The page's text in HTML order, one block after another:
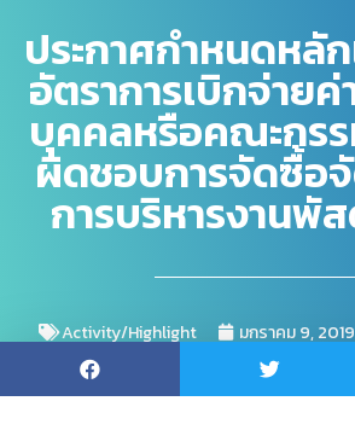
ประกาศกำหนดหลั
อัตราการเบิกจ่าย
บุคคลหรือคณะกร
ผิดชอบการจัดซื้อ
การบริหารงานพั
Activity/Highlight มกราคม 9, 2019